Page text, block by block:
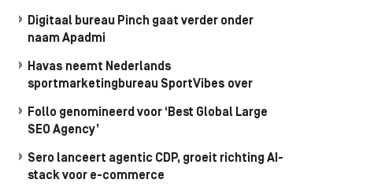
Digitaal bureau Pinch gaat verder onder
naam Apadmi
Havas neemt Nederlands
sportmarketingbureau SportVibes over
Follo genomineerd voor ‘Best Global Large
SEO Agency’
Sero lanceert agentic CDP, groeit richting AI-
stack voor e-commerce